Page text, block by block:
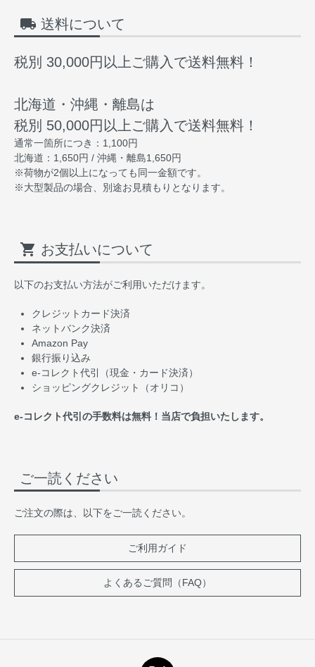
local_shipping 送料について
税別 30,000円以上ご購入で送料無料！
北海道・沖縄・離島は
税別 50,000円以上ご購入で送料無料！
通常一箇所につき：1,100円
北海道：1,650円 / 沖縄・離島1,650円
※荷物が2個以上になっても同一金額です。
※大型製品の場合、別途お見積もりとなります。
ご一読ください
ご注文の際は、以下をご一読ください。
ご利用ガイド
よくあるご質問（FAQ）
shopping_cart お支払いについて
以下のお支払い方法がご利用いただけます。
クレジットカード決済
ネットバンク決済
Amazon Pay
銀行振り込み
e-コレクト代引（現金・カード決済）
ショッピングクレジット（オリコ）
e-コレクト代引の手数料は無料！当店で負担いたします。